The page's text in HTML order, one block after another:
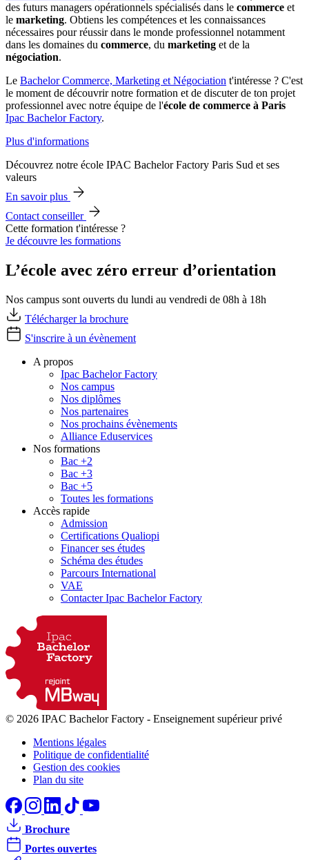
des futurs managers opérationnels spécialisés dans le commerce et
le marketing. Obtiens les compétences et les connaissances
nécessaires pour réussir dans le monde professionnel notamment
dans les domaines du commerce, du marketing et de la
négociation.
Le Bachelor Commerce, Marketing et Négociation t'intéresse ? C'est
le moment de découvrir notre formation et de discuter de ton projet
professionnel avec notre équipe de l'école de commerce à Paris
Ipac Bachelor Factory.
Plus d'informations
Découvrez notre école IPAC Bachelor Factory Paris Sud et ses
valeurs
En savoir plus
Contact conseiller
Cette formation t'intéresse ?
Je découvre les formations
L’école avec zéro erreur d’orientation
Nos campus sont ouverts du lundi au vendredi de 08h à 18h
Télécharger la brochure
S'inscrire à un évènement
A propos
Ipac Bachelor Factory
Nos campus
Nos diplômes
Nos partenaires
Nos prochains évènements
Alliance Eduservices
Nos formations
Bac +2
Bac +3
Bac +5
Toutes les formations
Accès rapide
Admission
Certifications Qualiopi
Financer ses études
Schéma des études
Parcours International
VAE
Contacter Ipac Bachelor Factory
© 2026 IPAC Bachelor Factory - Enseignement supérieur privé
Mentions légales
Politique de confidentialité
Gestion des cookies
Plan du site
Brochure
Portes ouvertes